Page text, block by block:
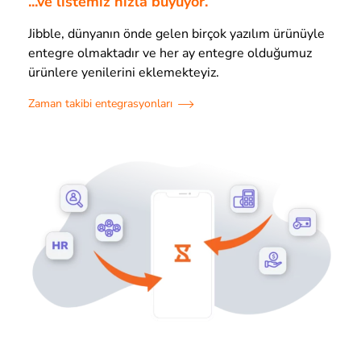
Jibble, dünyanın önde gelen birçok yazılım ürünüyle
entegre olmaktadır ve her ay entegre olduğumuz
ürünlere yenilerini eklemekteyiz.
Zaman takibi entegrasyonları